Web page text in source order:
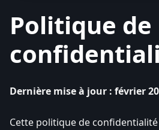
Politique de
Dernière mise à jour : février
Cette politique de